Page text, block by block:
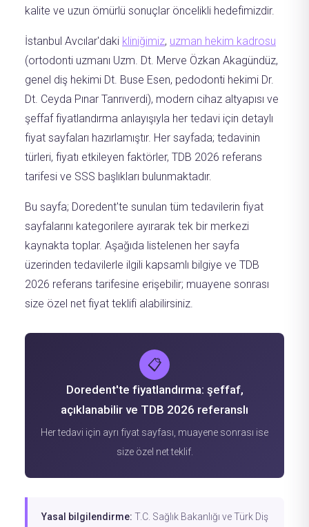
kalite ve uzun ömürlü sonuçlar öncelikli hedefimizdir.
İstanbul Avcılar'daki kliniğimiz, uzman hekim kadrosu
(ortodonti uzmanı Uzm. Dt. Merve Özkan Akagündüz,
genel diş hekimi Dt. Buse Esen, pedodonti hekimi Dr.
Dt. Ceyda Pınar Tanrıverdi), modern cihaz altyapısı ve
şeffaf fiyatlandırma anlayışıyla her tedavi için detaylı
fiyat sayfaları hazırlamıştır. Her sayfada; tedavinin
türleri, fiyatı etkileyen faktörler, TDB 2026 referans
tarifesi ve SSS başlıkları bulunmaktadır.
Bu sayfa; Doredent'te sunulan tüm tedavilerin fiyat
sayfalarını kategorilere ayırarak tek bir merkezi
kaynakta toplar. Aşağıda listelenen her sayfa
üzerinden tedavilerle ilgili kapsamlı bilgiye ve TDB
2026 referans tarifesine erişebilir; muayene sonrası
size özel net fiyat teklifi alabilirsiniz.
📋
Doredent'te fiyatlandırma: şeffaf,
açıklanabilir ve TDB 2026 referanslı
Her tedavi için ayrı fiyat sayfası, muayene sonrası ise
size özel net teklif.
Yasal bilgilendirme: T.C. Sağlık Bakanlığı ve Türk Diş